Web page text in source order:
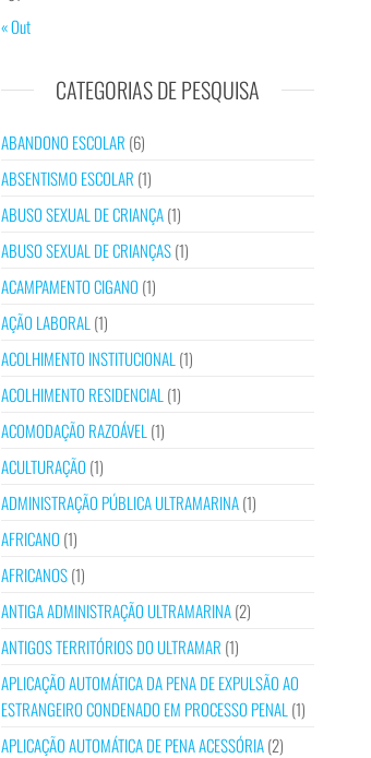
« Out
CATEGORIAS DE PESQUISA
ABANDONO ESCOLAR (6)
ABSENTISMO ESCOLAR (1)
ABUSO SEXUAL DE CRIANÇA(1)
ABUSO SEXUAL DE CRIANÇAS(1)
ACAMPAMENTO CIGANO (1)
AÇÃO LABORAL (1)
ACOLHIMENTO INSTITUCIONAL (1)
ACOLHIMENTO RESIDENCIAL (1)
ACOMODAÇÃO RAZOÁVEL (1)
ACULTURAÇÃO (1)
ADMINISTRAÇÃO PÚBLICA ULTRAMARINA(1)
AFRICANO (1)
AFRICANOS(1)
ANTIGA ADMINISTRAÇÃO ULTRAMARINA(2)
ANTIGOS TERRITÓRIOS DO ULTRAMAR (1)
APLICAÇÃO AUTOMÁTICA DA PENA DE EXPULSÃO AO
ESTRANGEIRO CONDENADO EM PROCESSO PENAL (1)
APLICAÇÃO AUTOMÁTICA DE PENA ACESSÓRIA(2)